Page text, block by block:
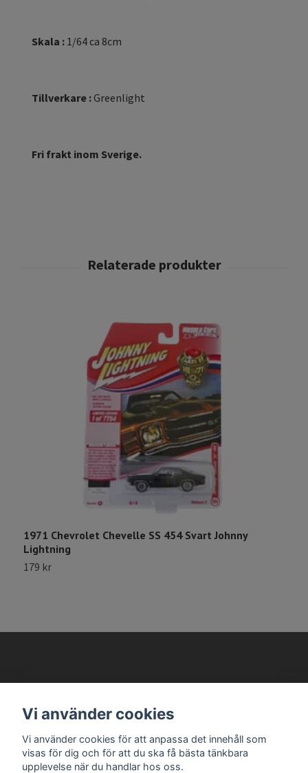
Skala : 1/64 ca 8cm
Tillverkare :Greenlight
Fri frakt inom Sverige.
1971 Chevrolet Chevelle SS 454 Svart Johnny
Lightning
179 kr
Läs mer
Vi använder cookies
Vi använder cookies för att anpassa det innehåll som
visas för dig och för att du ska få bästa tänkbara
upplevelse när du handlar hos oss.